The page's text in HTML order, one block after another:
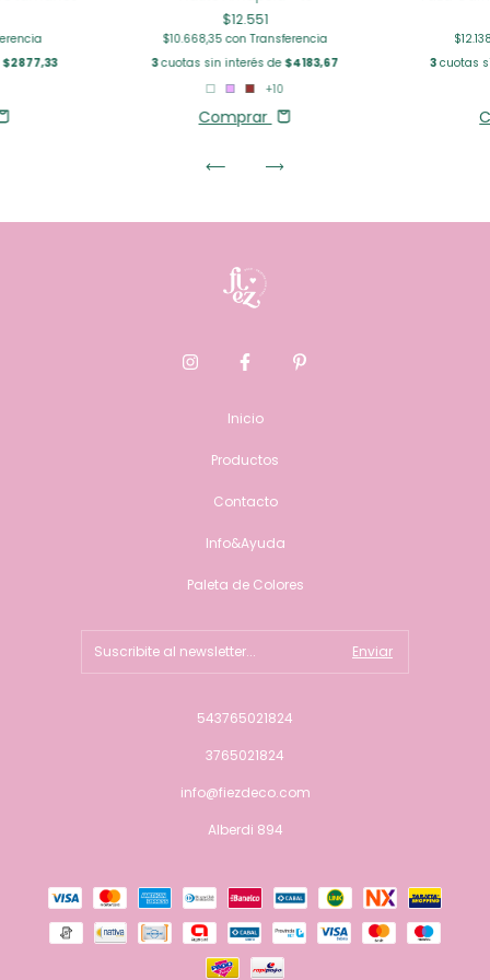
$2877,33
$12.551
$10.668,35con Transferencia
3cuotas sin interés de$4183,67
+10
Comprar
3 cuotas
Inicio
Productos
Contacto
Info&Ayuda
Paleta de Colores
543765021824
3765021824
info@fiezdeco.com
Alberdi 894